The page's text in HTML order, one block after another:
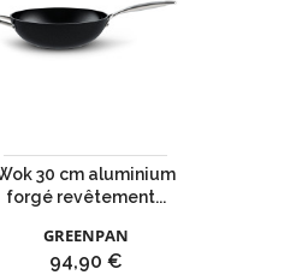
30 cm aluminium
forgé revêtement...
GREENPAN
Prix
94,90 €